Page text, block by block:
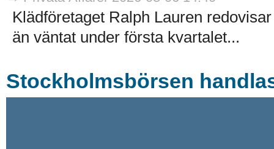
Klädföretaget Ralph Lauren
än väntat under första kvartalet...
Stockholmsbörsen